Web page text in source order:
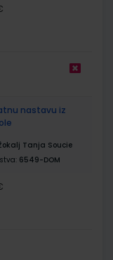
nastavu iz
Tanja Soucie
6549-DOM